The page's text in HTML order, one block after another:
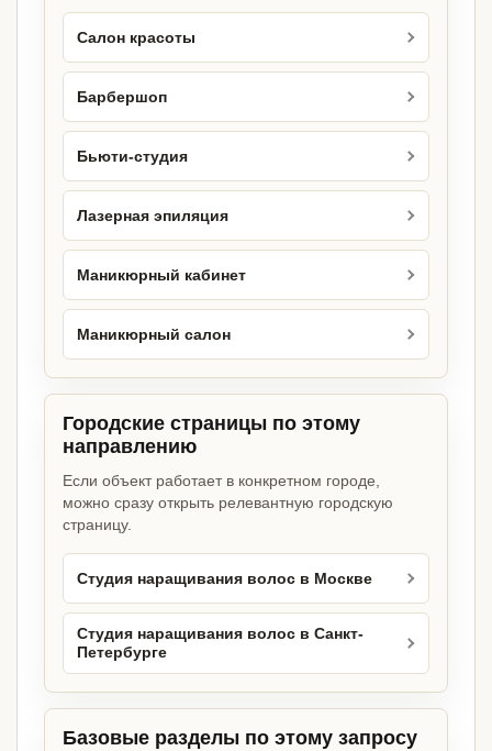
Салон красоты
Барбершоп
Бьюти-студия
Лазерная эпиляция
Маникюрный кабинет
Маникюрный салон
Городские страницы по этому
направлению
Если объект работает в конкретном городе,
можно сразу открыть релевантную городскую
страницу.
Студия наращивания волос в Москве
Студия наращивания волос в Санкт-
Петербурге
Базовые разделы по этому запросу